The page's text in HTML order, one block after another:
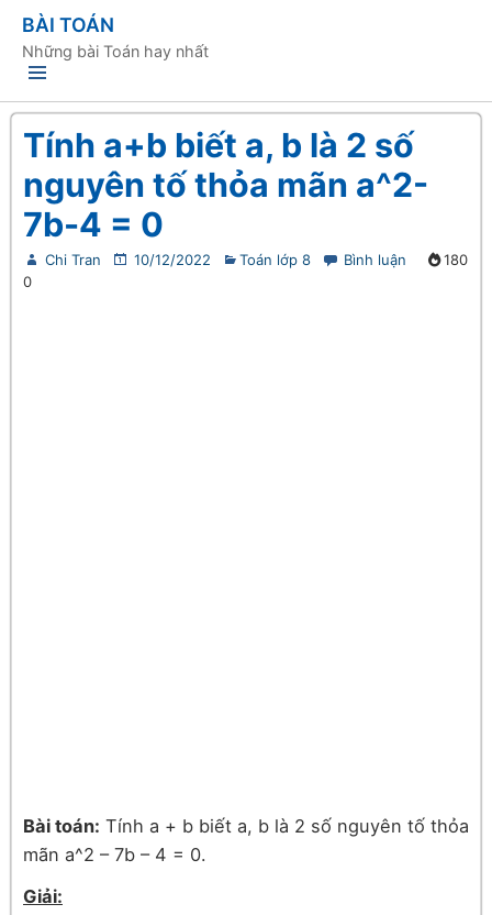
BÀI TOÁN
Những bài Toán hay nhất
Tính a+b biết a, b là 2 số
nguyên tố thỏa mãn a^2-
7b-4 = 0
Chi Tran 10/12/2022 Toán lớp 8 Bình luận
180
0
Bài toán: Tính a + b biết a, b là 2 số nguyên tố thỏa
mãn a^2 – 7b – 4 = 0.
Giải: